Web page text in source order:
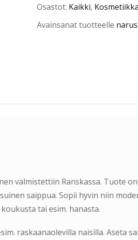
Osastot: Kaikki,
Avainsanat tuotteelle
valmistettiin Ranskassa. Tuote
saippua. Sopii hyvin niin
tai esim. hanasta.
raskaanaolevilla naisilla. Aseta